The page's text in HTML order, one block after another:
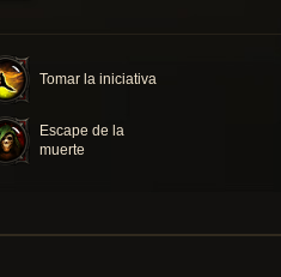
Tomar la iniciativa
Escape de la
muerte